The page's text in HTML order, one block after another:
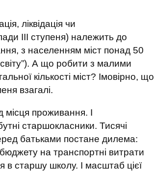
ліквідація чи
ІІІ ступеня) належить до
з населенням міст понад 50
А що робити з малими
кількості міст? Імовірно, що
взагалі.
місця проживання. І
старшокласники. Тисячі
батьками постане дилема:
на транспортні витрати
старшу школу. І масштаб цієї